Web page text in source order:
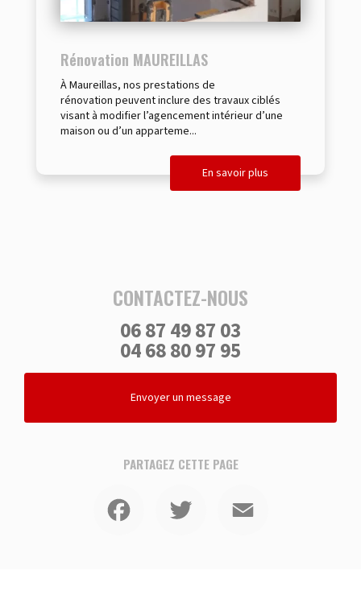
Rénovation MAUREILLAS
À Maureillas, nos prestations de
rénovation peuvent inclure des travaux ciblés
visant à modifier l’agencement intérieur d’une
maison ou d’un apparteme...
En savoir plus
CONTACTEZ-NOUS
06 87 49 87 03
04 68 80 97 95
Envoyer un message
PARTAGEZ CETTE PAGE